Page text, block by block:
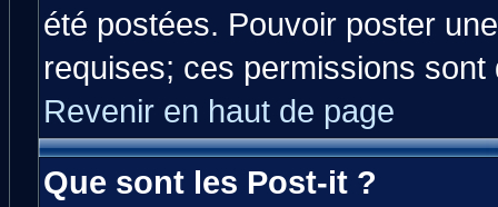
été postées. Pouvoir poster
requises; ces permissions
Revenir en haut de page
Que sont les Post-it ?